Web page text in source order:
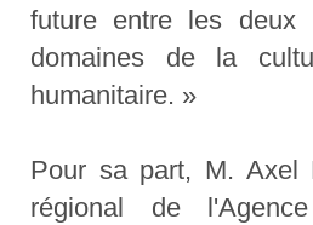
future entre les deux
domaines de la
humanitaire. »
Pour sa part, M. Axel
régional de